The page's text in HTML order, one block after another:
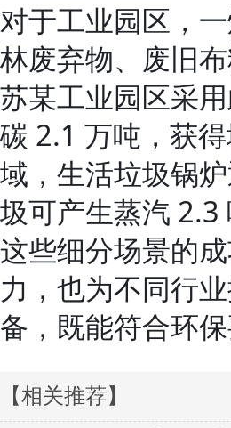
对于工业园区，
林废弃物、废旧
苏某工业园区采
碳 2.1 万吨，获
域，生活垃圾锅
圾可产生蒸汽 2.3
这些细分场景的
力，也为不同行
备，既能符合环
【相关推荐】